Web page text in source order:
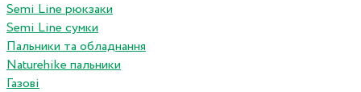
Semi Line рюкзаки
Semi Line сумки
Пальники та обладнання
Naturehike пальники
Газові